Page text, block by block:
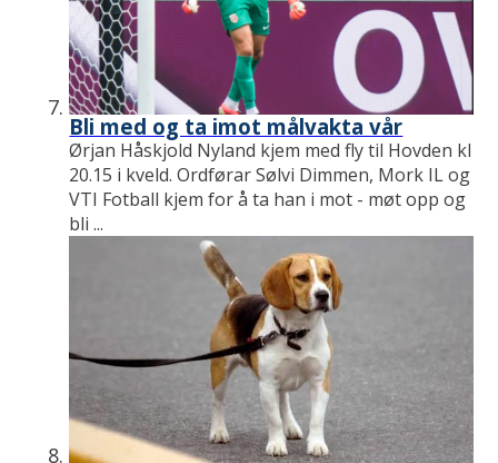
Bli med og ta imot målvakta vår
Ørjan Håskjold Nyland kjem med fly til Hovden kl
20.15 i kveld. Ordførar Sølvi Dimmen, Mork IL og
VTI Fotball kjem for å ta han i mot - møt opp og
bli ...